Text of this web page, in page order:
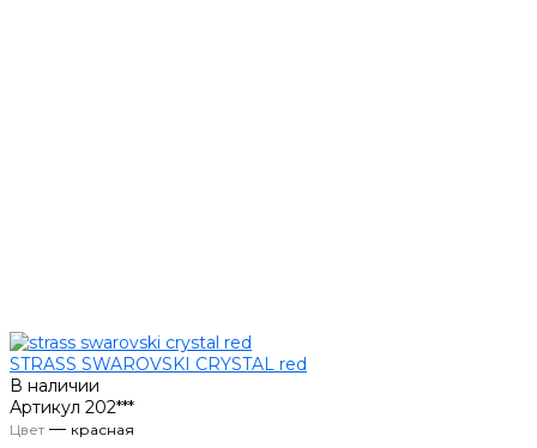
STRASS SWAROVSKI CRYSTAL red
В наличии
Артикул 202***
Цвет— красная